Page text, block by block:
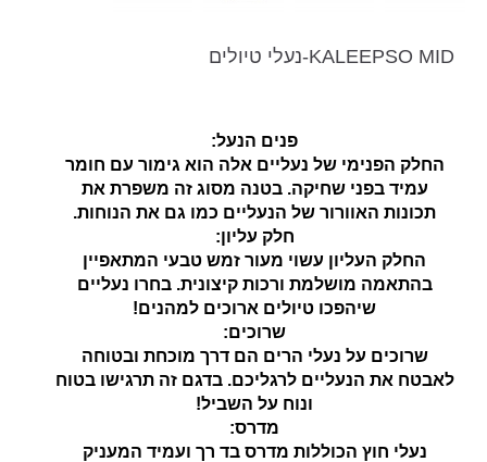
KALEEPSO MID-נעלי טיולים
פנים הנעל:
החלק הפנימי של נעליים אלה הוא גימור עם חומר
עמיד בפני שחיקה. בטנה מסוג זה משפרת את
תכונות האוורור של הנעליים כמו גם את הנוחות.
חלק עליון:
החלק העליון עשוי מעור זמש טבעי המתאפיין
בהתאמה מושלמת ורכות קיצונית. בחרו נעליים
שיהפכו טיולים ארוכים למהנים!
שרוכים:
שרוכים על נעלי הרים הם דרך מוכחת ובטוחה
לאבטח את הנעליים לרגליכם. בדגם זה תרגישו בטוח
ונוח על השביל!
מדרס:
נעלי חוץ הכוללות מדרס בד רך ועמיד המעניק